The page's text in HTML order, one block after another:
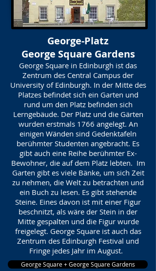
George-Platz
George Square Gardens
George Square in Edinburgh ist das
Zentrum des Central Campus der
University of Edinburgh. In der Mitte des
Platzes befindet sich ein Garten und
rund um den Platz befinden sich
Lerngebäude. Der Platz und die Gärten
wurden erstmals 1766 angelegt. An
einigen Wänden sind Gedenktafeln
berühmter Studenten angebracht. Es
gibt auch eine Reihe berühmter Ex-
Bewohner, die auf dem Platz lebten. Im
Garten gibt es viele Bänke, um sich Zeit
zu nehmen, die Welt zu betrachten und
ein Buch zu lesen. Es gibt stehende
Steine. Eines davon ist mit einer Figur
beschnitzt, als wäre der Stein in der
Mitte gespalten und die Figur wurde
freigelegt. George Square ist auch das
Zentrum des Edinburgh Festival und
Fringe jedes Jahr im August.
George Square + George Square Gardens